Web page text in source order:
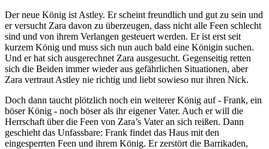
Der neue König ist Astley. Er scheint freundlich und gut zu sein und
er versucht Zara davon zu überzeugen, dass nicht alle Feen schlecht
sind und von ihrem Verlangen gesteuert werden. Er ist erst seit
kurzem König und muss sich nun auch bald eine Königin suchen.
Und er hat sich ausgerechnet Zara ausgesucht. Gegenseitig retten
sich die Beiden immer wieder aus gefährlichen Situationen, aber
Zara vertraut Astley nie richtig und liebt sowieso nur ihren Nick.
Doch dann taucht plötzlich noch ein weiterer König auf - Frank, ein
böser König - noch böser als ihr eigener Vater. Auch er will die
Herrschaft über die Feen von Zara’s Vater an sich reißen. Dann
geschieht das Unfassbare: Frank findet das Haus mit den
eingesperrten Feen und ihrem König. Er zerstört die Barrikaden,